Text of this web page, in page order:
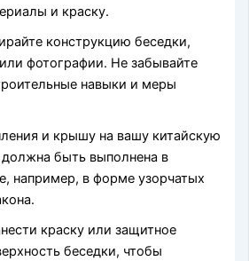
и краску.
конструкцию беседки,
фотографии. Не забывайте
навыки и меры
и крышу на вашу китайскую
быть выполнена в
например, в форме узорчатых
краску или защитное
беседки, чтобы